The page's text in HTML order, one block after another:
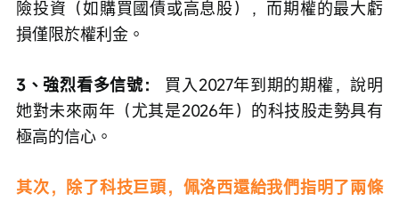
險投資（如購買國債或高息股），而期權的最大虧
損僅限於權利金。
3、強烈看多信號：
買入2027年到期的期權，說明
她對未來兩年（尤其是2026年）的科技股走勢具有
極高的信心。
其次，除了科技巨頭，佩洛西還給我們指明了兩條